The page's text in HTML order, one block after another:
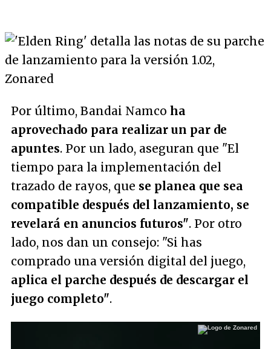
Por último, Bandai Namco ha
aprovechado para realizar un par de
apuntes. Por un lado, aseguran que "El
tiempo para la implementación del
trazado de rayos, que se planea que sea
compatible después del lanzamiento, se
revelará en anuncios futuros". Por otro
lado, nos dan un consejo: "Si has
comprado una versión digital del juego,
aplica el parche después de descargar el
juego completo".